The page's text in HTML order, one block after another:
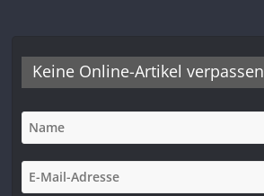
Keine Online-Artikel verpassen